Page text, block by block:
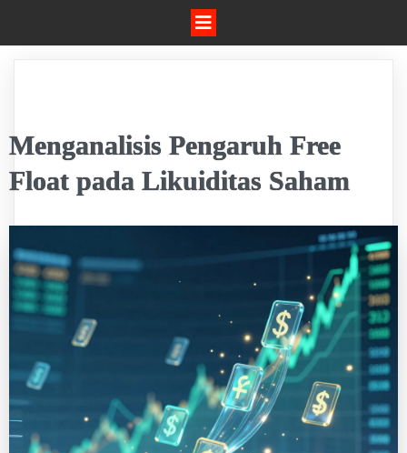
Menganalisis Pengaruh Free
Float pada Likuiditas Saham